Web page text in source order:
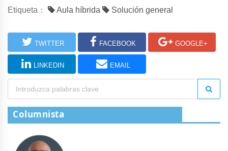
Etiqueta： Aula híbrida Solución general
TWITTER FACEBOOK GOOGLE+
LINKEDIN EMAIL
Columnista